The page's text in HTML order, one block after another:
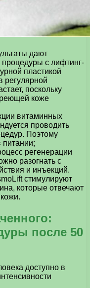
дают
с лифтинг-
пластикой
регулярной
поскольку
коже
витаминных
проводить
Поэтому
питании;
регенерации
разогнать с
и инъекций.
стимулируют
которые отвечают
после 50
доступно в